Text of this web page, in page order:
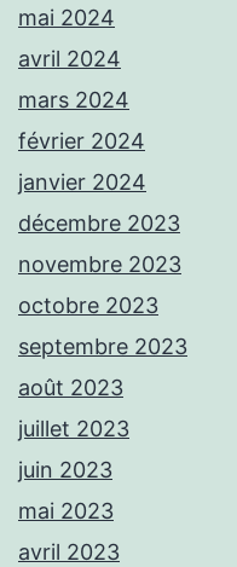
mai 2024
avril 2024
mars 2024
février 2024
janvier 2024
décembre 2023
novembre 2023
octobre 2023
septembre 2023
août 2023
juillet 2023
juin 2023
mai 2023
avril 2023